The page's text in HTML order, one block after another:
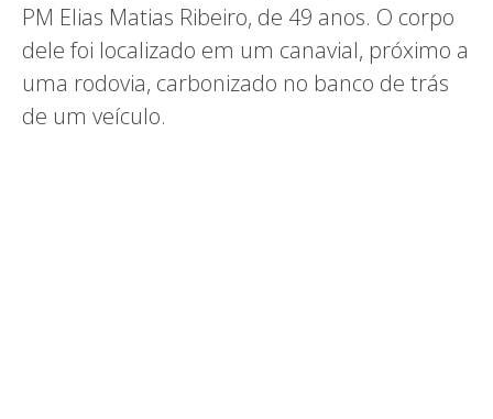
PM Elias Matias Ribeiro, de 49 anos. O corpo
dele foi localizado em um canavial, próximo a
uma rodovia, carbonizado no banco de trás
de um veículo.